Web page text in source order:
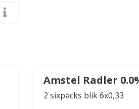
Amstel Radler
2 sixpacks blik 6x0,33